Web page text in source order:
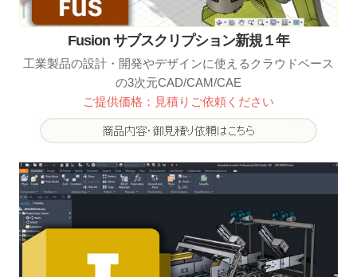
Fusion サブスクリプション新規１年
工業製品の設計・開発やデザインに使えるクラウドベース
の3次元CAD/CAM/CAE
ご提供価格：見積りご依頼ください